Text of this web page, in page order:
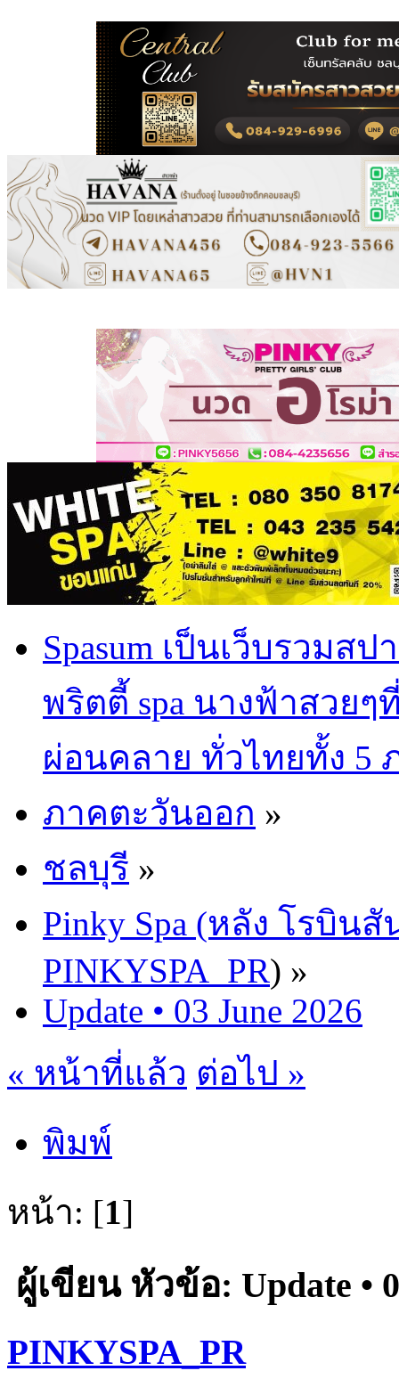
Spasum เป็นเว็บรวม
พริตตี้ spa นางฟ้าสวย
ผ่อนคลาย ทั่วไทยทั้ง 5
ภาคตะวันออก »
ชลบุรี »
Pinky Spa (หลัง โรบิน
PINKYSPA_PR) »
Update • 03 June 2026
« หน้าที่แล้ว ต่อไป »
พิมพ์
หน้า: [1]
ผู้เขียนหัวข้อ: Update •
PINKYSPA_PR